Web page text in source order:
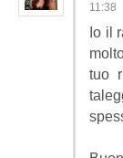
11:38
Io il
tuo